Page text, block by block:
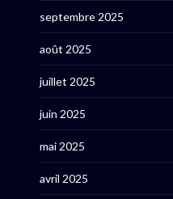
septembre 2025
août 2025
juillet 2025
juin 2025
mai 2025
avril 2025